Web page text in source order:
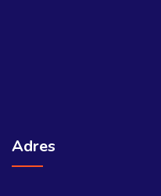
Adres